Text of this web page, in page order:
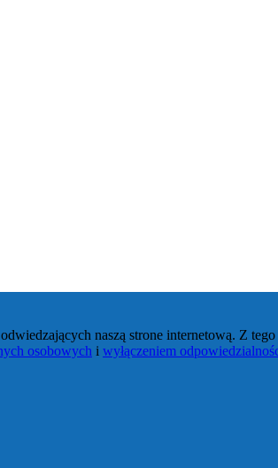
naszą strone internetową. Z
osobowych i wyłączeniem